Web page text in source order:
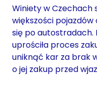
Winiety w Czechach
większości
się po
uprościła proces
uniknąć kar za brak
o jej zakup przed